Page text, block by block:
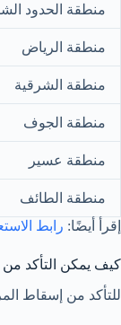
منطقة الحدود
منطقة الرياض
منطقة الشرقية
منطقة الجوف
منطقة عسير
منطقة الطائف
إقرأ أيضًا: رابط
كيف يمكن التأكد
للتأكد من إسقاط